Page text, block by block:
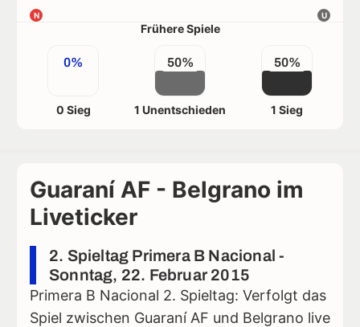
N U
Frühere Spiele
0%
0 Sieg
50%
1 Unentschieden
50%
1 Sieg
Guaraní AF - Belgrano im
Liveticker
2. Spieltag Primera B Nacional -
Sonntag, 22. Februar 2015
Primera B Nacional 2. Spieltag: Verfolgt das
Spiel zwischen Guaraní AF und Belgrano live